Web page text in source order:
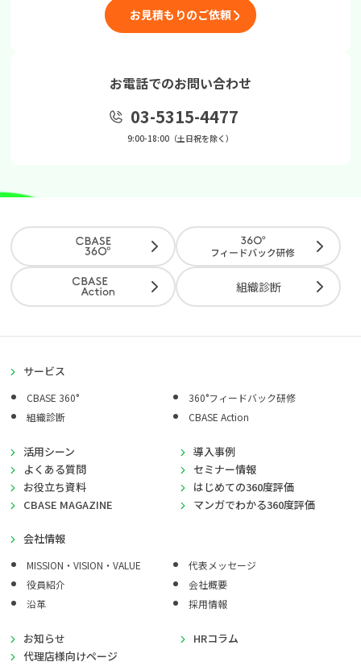
お見積もりのご依頼
お電話でのお問い合わせ
03-5315-4477
9:00-18:00（土日祝を除く）
組織診断
サービス
CBASE 360°
360°フィードバック研修
組織診断
CBASE Action
活用シーン
導入事例
よくある質問
セミナー情報
お役立ち資料
はじめての360度評価
CBASE MAGAZINE
マンガでわかる360度評価
会社情報
MISSION・VISION・VALUE
代表メッセージ
役員紹介
会社概要
沿革
採用情報
お知らせ
HRコラム
代理店様向けページ